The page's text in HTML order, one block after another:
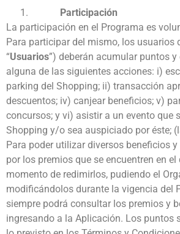
Participación
La participación en el Programa es
Para participar del mismo, los usuarios
“Usuarios”) deberán acumular puntos
alguna de las siguientes acciones: i)
parking del Shopping; ii) transacción
descuentos; iv) canjear beneficios; v)
concursos; y vi) asistir a un evento que
Shopping y/o sea auspiciado por éste;
Para poder utilizar diversos beneficios
por los premios que se encuentren en
momento de redimirlos, pudiendo el
modificándolos durante la vigencia del
siempre podrá consultar los premios y
ingresando a la Aplicación. Los puntos